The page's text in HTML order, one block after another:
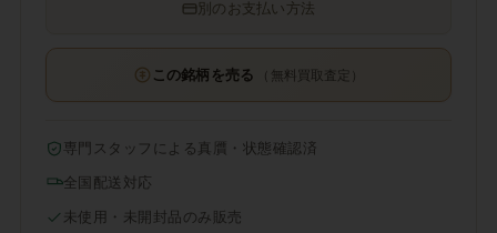
別のお支払い方法
この銘柄を売る （無料買取査定）
専門スタッフによる真贋・状態確認済
全国配送対応
未使用・未開封品のみ販売